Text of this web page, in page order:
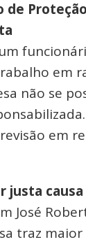
de
em
não se
em
justa causa
José
traz maior